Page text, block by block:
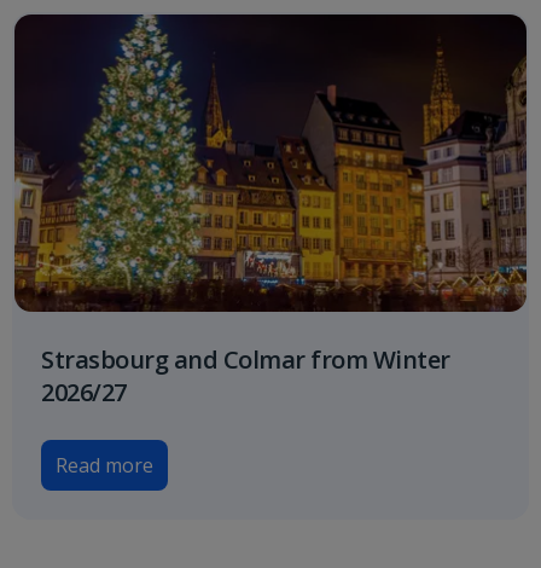
Strasbourg and Colmar from Winter
2026/27
Read more